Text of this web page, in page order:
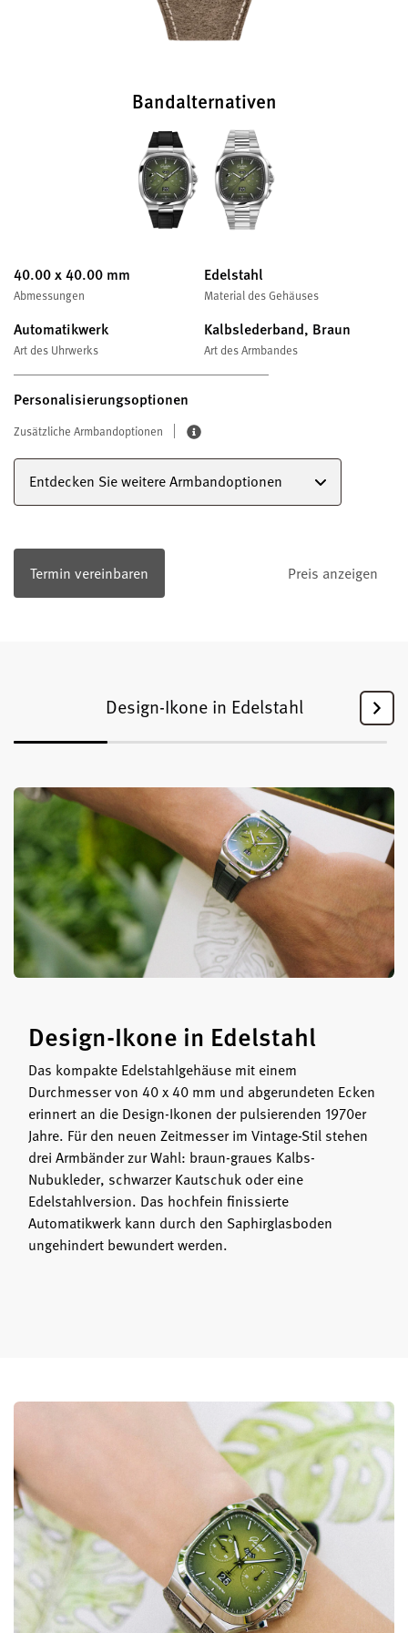
Bandalternativen
40.00 x 40.00 mm
Abmessungen
Edelstahl
Material des Gehäuses
Automatikwerk
Art des Uhrwerks
Kalbslederband, Braun
Art des Armbandes
Personalisierungsoptionen
Zusätzliche Armbandoptionen
Entdecken Sie weitere Armbandoptionen
Termin vereinbaren Preis anzeigen
Design-Ikone in Edelstahl
Design-Ikone in Edelstahl
Das kompakte Edelstahlgehäuse mit einem
Durchmesser von 40 x 40 mm und abgerundeten Ecken
erinnert an die Design-Ikonen der pulsierenden 1970er
Jahre. Für den neuen Zeitmesser im Vintage-Stil stehen
drei Armbänder zur Wahl: braun-graues Kalbs-
Nubukleder, schwarzer Kautschuk oder eine
Edelstahlversion. Das hochfein finissierte
Automatikwerk kann durch den Saphirglasboden
ungehindert bewundert werden.